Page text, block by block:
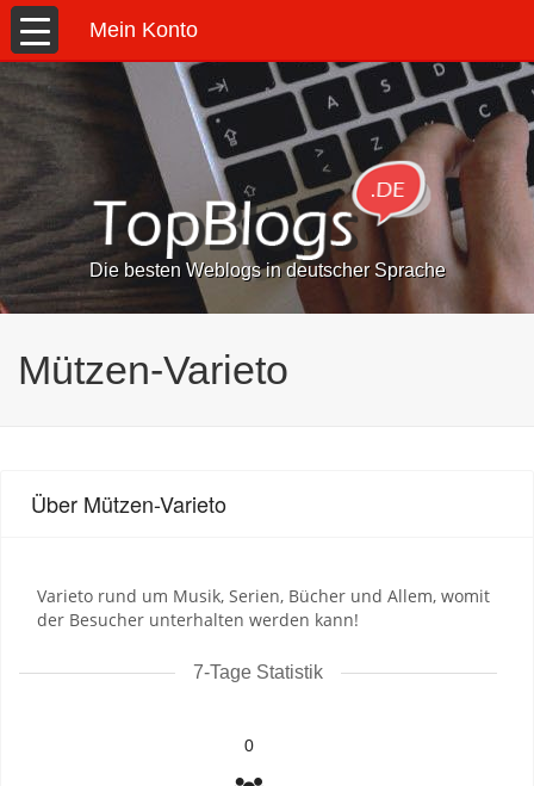
Mein Konto
Die besten Weblogs in deutscher Sprache
Mützen-Varieto
Über Mützen-Varieto
Varieto rund um Musik, Serien, Bücher und Allem, womit
der Besucher unterhalten werden kann!
7-Tage Statistik
0